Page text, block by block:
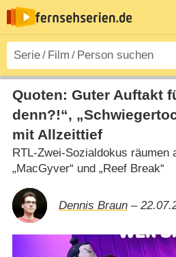
Quoten: Guter Auftakt
denn?!“,
mit Allzeittief
RTL-Zwei-Sozialdokus räumen
„MacGyver“ und „Reef Break“
Dennis Braun–